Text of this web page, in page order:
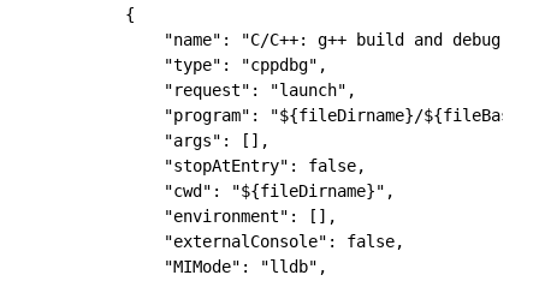
        {
"name": "C/C++: g++ build and debug
            "type": "cppdbg",
            "request": "launch",
"program": "${fileDirname}/
            "args": [],
            "stopAtEntry": false,
            "cwd": "${fileDirname}",
            "environment": [],
            "externalConsole": false,
            "MIMode": "lldb",